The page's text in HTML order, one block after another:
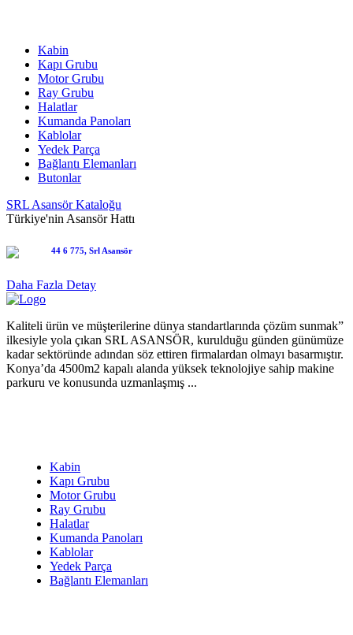
Kabin
Kapı Grubu
Motor Grubu
Ray Grubu
Halatlar
Kumanda Panoları
Kablolar
Yedek Parça
Bağlantı Elemanları
Butonlar
SRL Asansör Kataloğu
Türkiye'nin Asansör Hattı
Daha Fazla Detay
Kaliteli ürün ve müşterilerine dünya standartlarında çözüm sunmak”
ilkesiyle yola çıkan SRL ASANSÖR, kurulduğu günden günümüze
kadar sektöründe adından söz ettiren firmalardan olmayı basarmıştır.
Konya’da 4500m2 kapalı alanda yüksek teknolojiye sahip makine
parkuru ve konusunda uzmanlaşmış ...
Kabin
Kapı Grubu
Motor Grubu
Ray Grubu
Halatlar
Kumanda Panoları
Kablolar
Yedek Parça
Bağlantı Elemanları